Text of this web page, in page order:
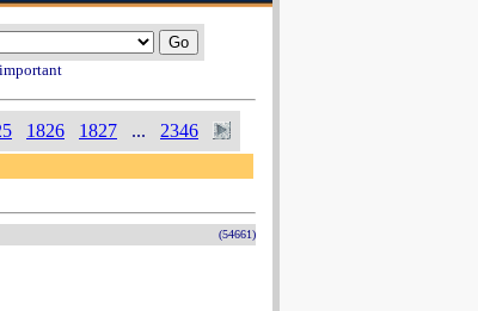
1826 1827 ... 2346
(54661)